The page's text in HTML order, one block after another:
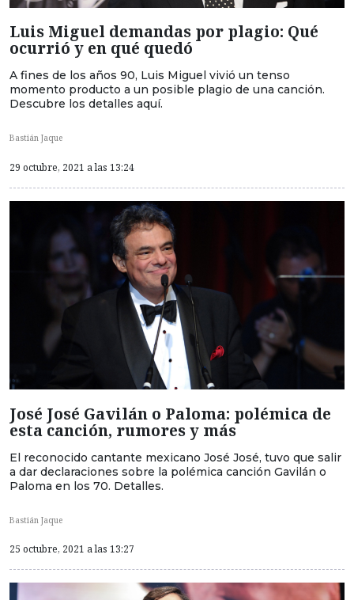
Luis Miguel demandas por plagio: Qué
ocurrió y en qué quedó
A fines de los años 90, Luis Miguel vivió un tenso
momento producto a un posible plagio de una canción.
Descubre los detalles aquí.
Bastián Jaque
29 octubre, 2021 a las 13:24
José José Gavilán o Paloma: polémica de
esta canción, rumores y más
El reconocido cantante mexicano José José, tuvo que salir
a dar declaraciones sobre la polémica canción Gavilán o
Paloma en los 70. Detalles.
Bastián Jaque
25 octubre, 2021 a las 13:27